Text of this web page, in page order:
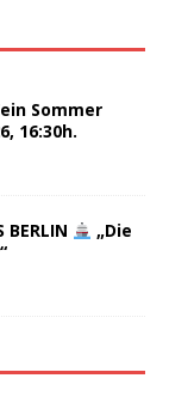
Sommer
16:30h.
BERLIN
„Die